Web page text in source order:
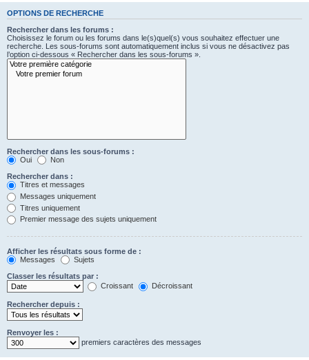
OPTIONS DE RECHERCHE
Rechercher dans les forums :
Choisissez le forum ou les forums dans le(s)quel(s) vous souhaitez effectuer une
recherche. Les sous-forums sont automatiquement inclus si vous ne désactivez pas
l’option ci-dessous « Rechercher dans les sous-forums ».
Rechercher dans les sous-forums :
Oui
Non
Rechercher dans :
Titres et messages
Messages uniquement
Titres uniquement
Premier message des sujets uniquement
Afficher les résultats sous forme de :
Messages
Sujets
Classer les résultats par :
Croissant
Décroissant
Rechercher depuis :
Renvoyer les :
premiers caractères des messages